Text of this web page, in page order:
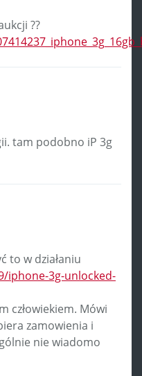
??
tam podobno iP 3g
to w działaniu
iphone-3g-unlocked-
człowiekiem. Mówi
zamowienia i
nie wiadomo